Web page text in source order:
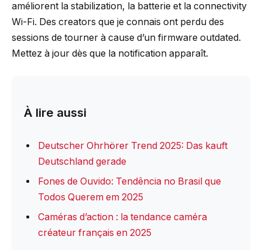
améliorent la stabilization, la batterie et la connectivity
Wi-Fi. Des creators que je connais ont perdu des
sessions de tourner à cause d’un firmware outdated.
Mettez à jour dès que la notification apparaît.
À lire aussi
Deutscher Ohrhörer Trend 2025: Das kauft
Deutschland gerade
Fones de Ouvido: Tendência no Brasil que
Todos Querem em 2025
Caméras d’action : la tendance caméra
créateur français en 2025